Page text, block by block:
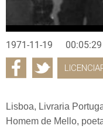
1971-11-19 00:05:29
Lisboa, Livraria
Homem de Mello,